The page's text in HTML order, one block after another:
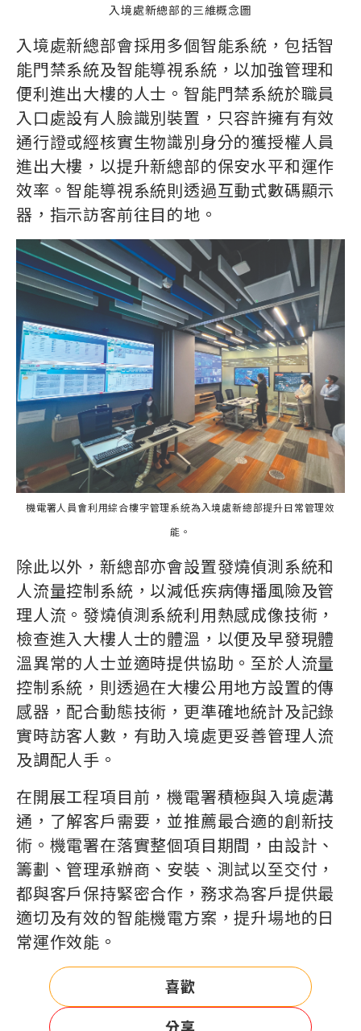
入境處新總部的三維概念圖
入境處新總部會採用多個智能系統，包括智
能門禁系統及智能導視系統，以加強管理和
便利進出大樓的人士。智能門禁系統於職員
入口處設有人臉識別裝置，只容許擁有有效
通行證或經核實生物識別身分的獲授權人員
進出大樓，以提升新總部的保安水平和運作
效率。智能導視系統則透過互動式數碼顯示
器，指示訪客前往目的地。
機電署人員會利用綜合樓宇管理系統為入境處新總部提升日常管理效
能。
除此以外，新總部亦會設置發燒偵測系統和
人流量控制系統，以減低疾病傳播風險及管
理人流。發燒偵測系統利用熱感成像技術，
檢查進入大樓人士的體溫，以便及早發現體
溫異常的人士並適時提供協助。至於人流量
控制系統，則透過在大樓公用地方設置的傳
感器，配合動態技術，更準確地統計及記錄
實時訪客人數，有助入境處更妥善管理人流
及調配人手。
在開展工程項目前，機電署積極與入境處溝
通，了解客戶需要，並推薦最合適的創新技
術。機電署在落實整個項目期間，由設計、
籌劃、管理承辦商、安裝、測試以至交付，
都與客戶保持緊密合作，務求為客戶提供最
適切及有效的智能機電方案，提升場地的日
常運作效能。
喜歡
分享